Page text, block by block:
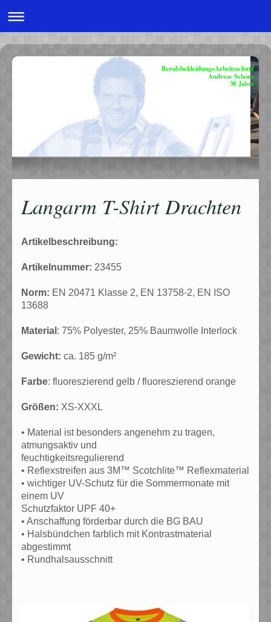
Berufsbekleidung+Arbeitsschutz
Andreas Schöne
30 Jahre
Langarm T-Shirt Drachten
Artikelbeschreibung:
Artikelnummer: 23455
Norm: EN 20471 Klasse 2, EN 13758-2, EN ISO
13688
Material : 75% Polyester, 25% Baumwolle Interlock
Gewicht: ca. 185 g/m²
Farbe: fluoreszierend gelb / fluoreszierend orange
Größen: XS-XXXL
• Material ist besonders angenehm zu tragen,
atmungsaktiv und
feuchtigkeitsregulierend
• Reflexstreifen aus 3M™ Scotchlite™ Reflexmaterial
• wichtiger UV-Schutz für die Sommermonate mit
einem UV
Schutzfaktor UPF 40+
• Anschaffung förderbar durch die BG BAU
• Halsbündchen farblich mit Kontrastmaterial
abgestimmt
• Rundhalsausschnitt